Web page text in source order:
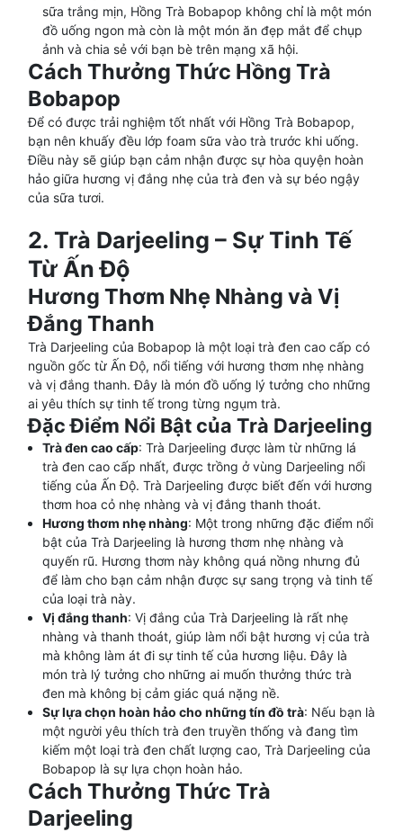
sữa trắng mịn, Hồng Trà Bobapop không chỉ là một món
đồ uống ngon mà còn là một món ăn đẹp mắt để chụp
ảnh và chia sẻ với bạn bè trên mạng xã hội.
Cách Thưởng Thức Hồng Trà
Bobapop
Để có được trải nghiệm tốt nhất với Hồng Trà Bobapop,
bạn nên khuấy đều lớp foam sữa vào trà trước khi uống.
Điều này sẽ giúp bạn cảm nhận được sự hòa quyện hoàn
hảo giữa hương vị đắng nhẹ của trà đen và sự béo ngậy
của sữa tươi.
2. Trà Darjeeling – Sự Tinh Tế
Từ Ấn Độ
Hương Thơm Nhẹ Nhàng và Vị
Đắng Thanh
Trà Darjeeling của Bobapop là một loại trà đen cao cấp có
nguồn gốc từ Ấn Độ, nổi tiếng với hương thơm nhẹ nhàng
và vị đắng thanh. Đây là món đồ uống lý tưởng cho những
ai yêu thích sự tinh tế trong từng ngụm trà.
Đặc Điểm Nổi Bật của Trà Darjeeling
Trà đen cao cấp: Trà Darjeeling được làm từ những lá
trà đen cao cấp nhất, được trồng ở vùng Darjeeling nổi
tiếng của Ấn Độ. Trà Darjeeling được biết đến với hương
thơm hoa cỏ nhẹ nhàng và vị đắng thanh thoát.
Hương thơm nhẹ nhàng: Một trong những đặc điểm nổi
bật của Trà Darjeeling là hương thơm nhẹ nhàng và
quyến rũ. Hương thơm này không quá nồng nhưng đủ
để làm cho bạn cảm nhận được sự sang trọng và tinh tế
của loại trà này.
Vị đắng thanh: Vị đắng của Trà Darjeeling là rất nhẹ
nhàng và thanh thoát, giúp làm nổi bật hương vị của trà
mà không làm át đi sự tinh tế của hương liệu. Đây là
món trà lý tưởng cho những ai muốn thưởng thức trà
đen mà không bị cảm giác quá nặng nề.
Sự lựa chọn hoàn hảo cho những tín đồ trà: Nếu bạn là
một người yêu thích trà đen truyền thống và đang tìm
kiếm một loại trà đen chất lượng cao, Trà Darjeeling của
Bobapop là sự lựa chọn hoàn hảo.
Cách Thưởng Thức Trà
Darjeeling